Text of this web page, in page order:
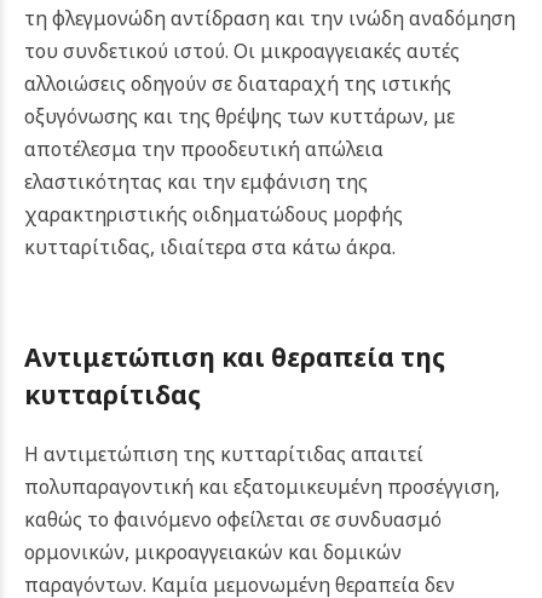
τη φλεγμονώδη αντίδραση και την ινώδη αναδόμηση
του συνδετικού ιστού. Οι μικροαγγειακές αυτές
αλλοιώσεις οδηγούν σε διαταραχή της ιστικής
οξυγόνωσης και της θρέψης των κυττάρων, με
αποτέλεσμα την προοδευτική απώλεια
ελαστικότητας και την εμφάνιση της
χαρακτηριστικής οιδηματώδους μορφής
κυτταρίτιδας, ιδιαίτερα στα κάτω άκρα.
Αντιμετώπιση και θεραπεία της
κυτταρίτιδας
Η αντιμετώπιση της κυτταρίτιδας απαιτεί
πολυπαραγοντική και εξατομικευμένη προσέγγιση,
καθώς το φαινόμενο οφείλεται σε συνδυασμό
ορμονικών, μικροαγγειακών και δομικών
παραγόντων. Καμία μεμονωμένη θεραπεία δεν